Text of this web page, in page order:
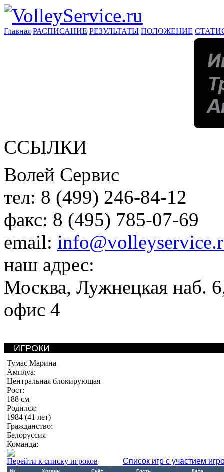
Главная РАСПИСАНИЕ РЕЗУЛЬТАТЫ ПОЛОЖЕНИЕ
ССЫЛКИ
Волей Сервис
тел: 8 (499) 246-84-12
факс: 8 (495) 785-07-69
email:
наш адрес:
Москва, Лужнецкая наб.
офис 4
ИГРОКИ
Тумас Марина
Амплуа:
Центральная блокирующая
Рост:
188 см
Родился:
1984 (41 лет)
Гражданство:
Белоруссия
Команда:
Перейти к списку игроков
Список игр с участием